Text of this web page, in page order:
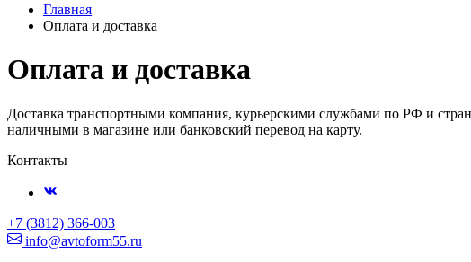
Главная
Оплата и доставка
Оплата и доставка
Доставка транспортными компания, курьерскими службами по РФ и
наличными в магазине или банковский перевод на карту.
Контакты
+7 (3812) 366-003
info@avtoform55.ru